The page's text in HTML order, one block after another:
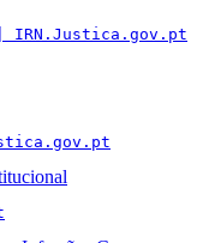
IRN.Justica.gov.pt